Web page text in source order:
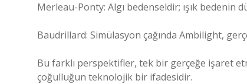
Merleau-Ponty: Algı bedenseldir; ışık bedenin
Baudrillard: Simülasyon çağında Ambilight,
Bu farklı perspektifler, tek bir gerçeğe işaret
çoğulluğun teknolojik bir ifadesidir.